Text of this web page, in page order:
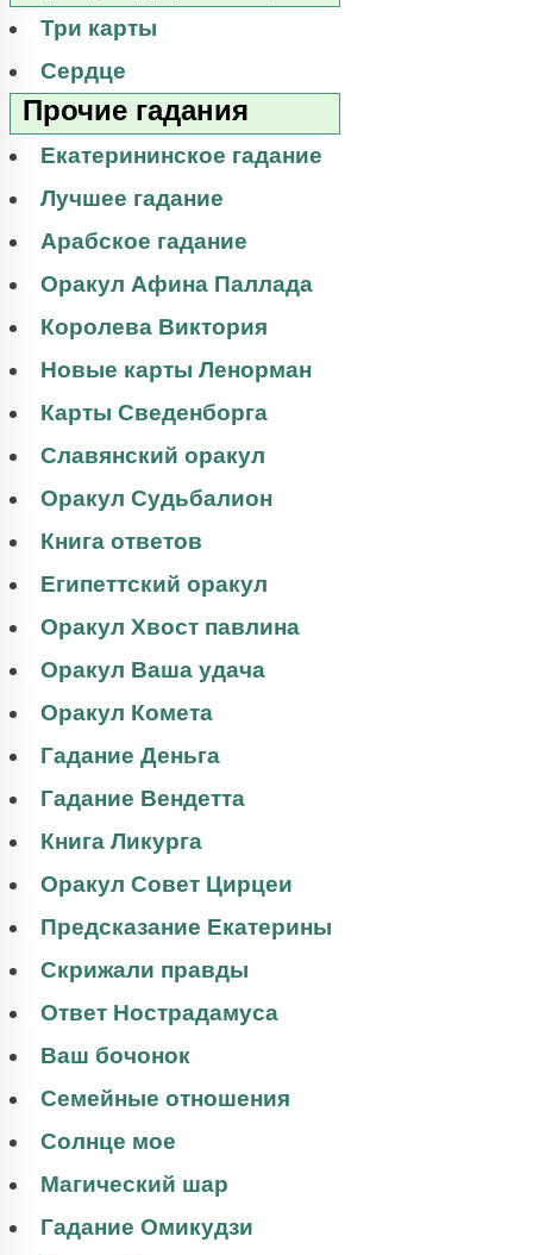
Три карты
Сердце
Прочие гадания
Екатерининское гадание
Лучшее гадание
Арабское гадание
Оракул Афина Паллада
Королева Виктория
Новые карты Ленорман
Карты Сведенборга
Славянский оракул
Оракул Судьбалион
Книга ответов
Египеттский оракул
Оракул Хвост павлина
Оракул Ваша удача
Оракул Комета
Гадание Деньга
Гадание Вендетта
Книга Ликурга
Оракул Совет Цирцеи
Предсказание Екатерины
Скрижали правды
Ответ Нострадамуса
Ваш бочонок
Семейные отношения
Солнце мое
Магический шар
Гадание Омикудзи